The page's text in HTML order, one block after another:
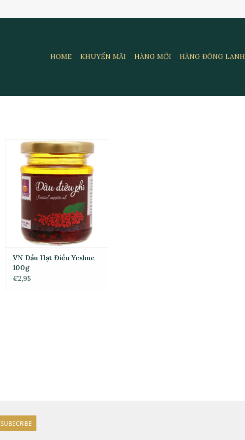
HOME KHUYẾN MÃI HÀNG MỚI HÀNG ĐÔNG LẠNH
VN Dầu Hạt Điều Yeshue 100g
ADD TO CART
VN Dầu Hạt Điều Yeshue
100g
€2,95
SUBSCRIBE